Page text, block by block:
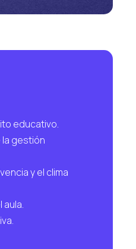
educativo.
gestión
y el clima